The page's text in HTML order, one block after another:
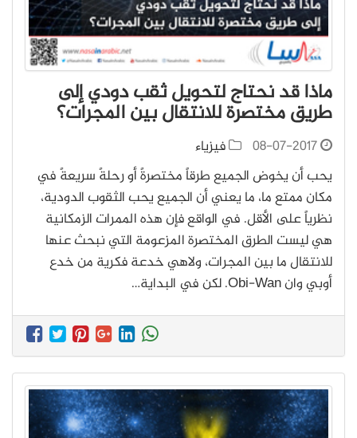
ماذا قد نحتاج لتحويل ثقب دودي إلى
طريق مختصرة للانتقال بين المجرات؟
08-07-2017
فيزياء
يحب أن يخوض الجميع طرقاً مختصرةً أو رحلةً سريعةً في
مكان ممتع ما، ما يعني أن الجميع يحب الثقوب الدودية،
نظرياً على الأقل. في الواقع فإن هذه الممرات الزمكانية
هي ليست الطرق المختصرة المزعومة التي نبحث عنها
للانتقال ما بين المجرات، ولاهي خدعة فكرية من خدع
أوبي وان Obi-Wan. لكن في البداية…